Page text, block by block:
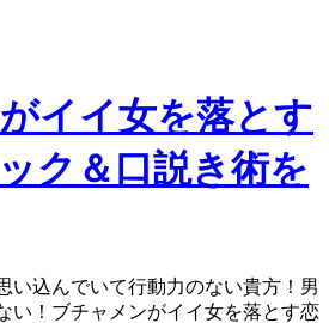
イイ女を落とす
ク＆口説き術を
い込んでいて行動力のない貴方！男
い！ブチャメンがイイ女を落とす恋